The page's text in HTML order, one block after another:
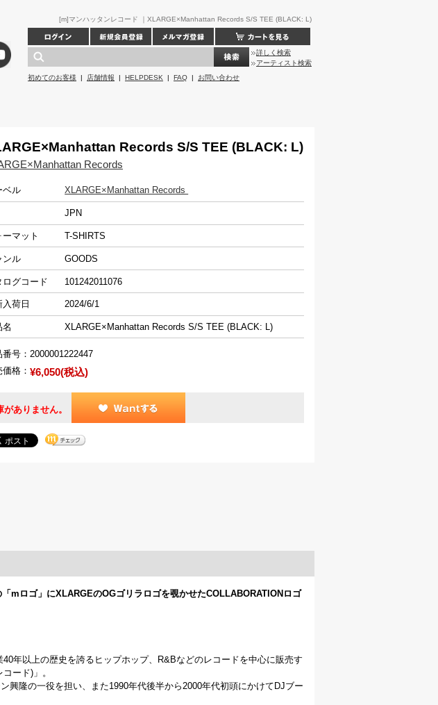
[m]マンハッタンレコード ｜XLARGE×Manhattan Records S/S TEE (BLACK: L)
詳しく検索
アーティスト検索
初めてのお客様 | 店舗情報 | HELPDESK | FAQ | お問い合わせ
Records S/S TEE (BLACK: L)
Records
ベル XLARGE×Manhattan Records
JPN
ーマット T-SHIRTS
ンル GOODS
ログコード 101242011076
入荷日 2024/6/1
名 XLARGE×Manhattan Records S/S TEE (BLACK: L)
号： 2000001222447
格： ¥6,050(税込)
がありません。
mロゴ」にXLARGEのOGゴリラロゴを覗かせたCOLLABORATIONロゴ
年以上の歴史を誇るヒップホップ、R&Bなどのレコードを中心に販売す
ード)」。
興隆の一役を担い、また1990年代後半から2000年代初頭にかけてDJブー